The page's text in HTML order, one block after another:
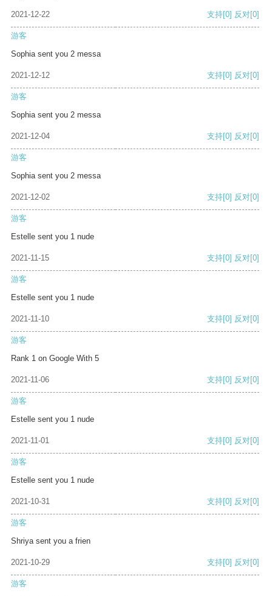
2021-12-22 支持[0] 反对[0]
游客
Sophia sent you 2 messa
2021-12-12 支持[0] 反对[0]
游客
Sophia sent you 2 messa
2021-12-04 支持[0] 反对[0]
游客
Sophia sent you 2 messa
2021-12-02 支持[0] 反对[0]
游客
Estelle sent you 1 nude
2021-11-15 支持[0] 反对[0]
游客
Estelle sent you 1 nude
2021-11-10 支持[0] 反对[0]
游客
Rank 1 on Google With 5
2021-11-06 支持[0] 反对[0]
游客
Estelle sent you 1 nude
2021-11-01 支持[0] 反对[0]
游客
Estelle sent you 1 nude
2021-10-31 支持[0] 反对[0]
游客
Shriya sent you a frien
2021-10-29 支持[0] 反对[0]
游客